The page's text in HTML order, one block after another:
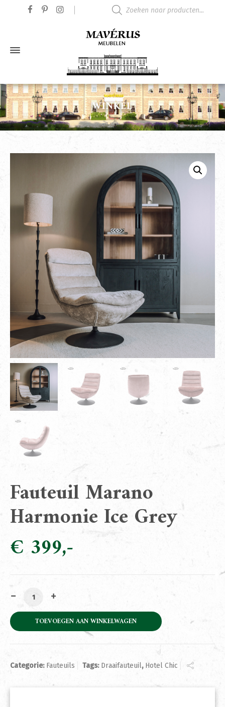
WINKEL
Fauteuil Marano
Harmonie Ice Grey
€ 399
Fauteuil Marano Harmonie Ice Grey aantal
TOEVOEGEN AAN WINKELWAGEN
Categorie: Fauteuils Tags: Draaifauteuil, Hotel Chic